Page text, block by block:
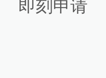
即刻申请